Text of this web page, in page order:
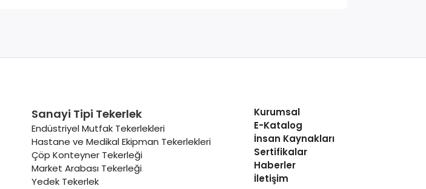
Sanayi Tipi Tekerlek
Endüstriyel Mutfak Tekerlekleri
Hastane ve Medikal Ekipman Tekerlekleri
Çöp Konteyner Tekerleği
Market Arabası Tekerleği
Yedek Tekerlek
Kurumsal
E-Katalog
İnsan Kaynakları
Sertifikalar
Haberler
İletişim